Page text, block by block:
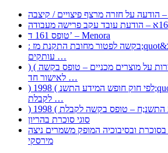
טופס 161 ד’ – Menora
: בקשה לפטור מחובת התקנת מז;quot&ח 3 טופס מספר ים ב
עותקים …
) ( פעמי להקלטת יצירות על מוצרים מכניים – טופס בקשה
לאישור חד …
) 1998 ( לפי חוק חופש המידע התשנ;quot&ח – טופס בקשה
לקבלת …
סוגי סוכרת בהריון
ובסיבוכיה המופק משמרים ניצה
מירסקי